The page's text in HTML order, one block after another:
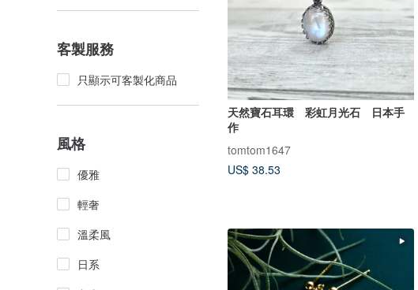
客製服務
只顯示可客製化商品
風格
優雅
輕奢
溫柔風
日系
天然寶石耳環 彩虹月光石 日本手
作
tomtom1647
US$ 38.53